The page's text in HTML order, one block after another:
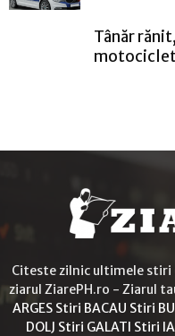
Tânăr
Citeste zilnic ultimele stiri
ziarul ZiarePH.ro - Ziarul
ARGES Stiri BACAU Stiri
DOLJ Stiri GALATI Stiri